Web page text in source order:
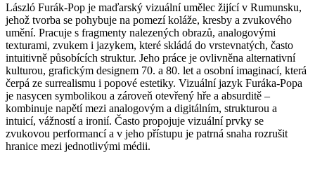
László Furák-Pop je maďarský vizuální umělec žijící v Rumunsku,
jehož tvorba se pohybuje na pomezí koláže, kresby a zvukového
umění. Pracuje s fragmenty nalezených obrazů, analogovými
texturami, zvukem i jazykem, které skládá do vrstevnatých, často
intuitivně působících struktur. Jeho práce je ovlivněna alternativní
kulturou, grafickým designem 70. a 80. let a osobní imaginací, která
čerpá ze surrealismu i popové estetiky. Vizuální jazyk Furáka-Popa
je nasycen symbolikou a zároveň otevřený hře a absurditě –
kombinuje napětí mezi analogovým a digitálním, strukturou a
intuicí, vážností a ironií. Často propojuje vizuální prvky se
zvukovou performancí a v jeho přístupu je patrná snaha rozrušit
hranice mezi jednotlivými médii.